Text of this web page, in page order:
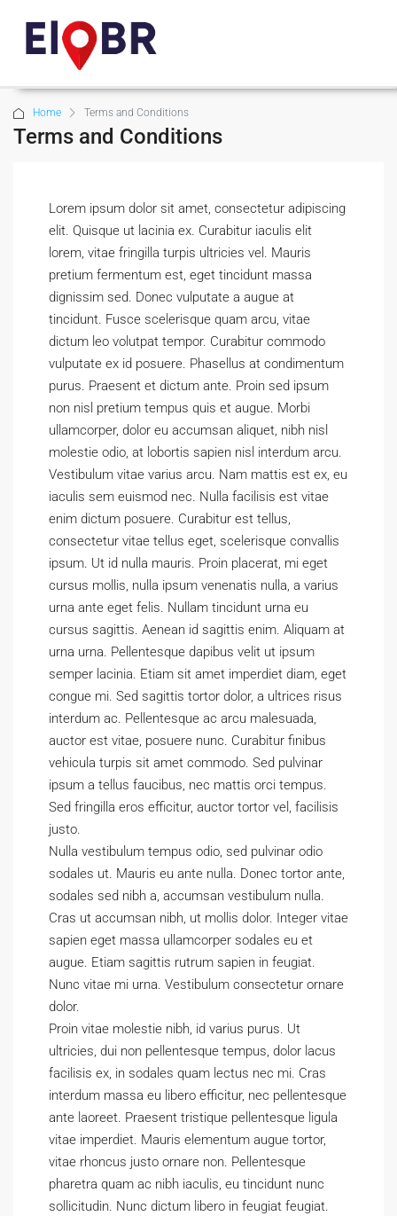
Home Terms and Conditions
Terms and Conditions
Lorem ipsum dolor sit amet, consectetur adipiscing
elit. Quisque ut lacinia ex. Curabitur iaculis elit
lorem, vitae fringilla turpis ultricies vel. Mauris
pretium fermentum est, eget tincidunt massa
dignissim sed. Donec vulputate a augue at
tincidunt. Fusce scelerisque quam arcu, vitae
dictum leo volutpat tempor. Curabitur commodo
vulputate ex id posuere. Phasellus at condimentum
purus. Praesent et dictum ante. Proin sed ipsum
non nisl pretium tempus quis et augue. Morbi
ullamcorper, dolor eu accumsan aliquet, nibh nisl
molestie odio, at lobortis sapien nisl interdum arcu.
Vestibulum vitae varius arcu. Nam mattis est ex, eu
iaculis sem euismod nec. Nulla facilisis est vitae
enim dictum posuere. Curabitur est tellus,
consectetur vitae tellus eget, scelerisque convallis
ipsum. Ut id nulla mauris. Proin placerat, mi eget
cursus mollis, nulla ipsum venenatis nulla, a varius
urna ante eget felis. Nullam tincidunt urna eu
cursus sagittis. Aenean id sagittis enim. Aliquam at
urna urna. Pellentesque dapibus velit ut ipsum
semper lacinia. Etiam sit amet imperdiet diam, eget
congue mi. Sed sagittis tortor dolor, a ultrices risus
interdum ac. Pellentesque ac arcu malesuada,
auctor est vitae, posuere nunc. Curabitur finibus
vehicula turpis sit amet commodo. Sed pulvinar
ipsum a tellus faucibus, nec mattis orci tempus.
Sed fringilla eros efficitur, auctor tortor vel, facilisis
justo.
Nulla vestibulum tempus odio, sed pulvinar odio
sodales ut. Mauris eu ante nulla. Donec tortor ante,
sodales sed nibh a, accumsan vestibulum nulla.
Cras ut accumsan nibh, ut mollis dolor. Integer vitae
sapien eget massa ullamcorper sodales eu et
augue. Etiam sagittis rutrum sapien in feugiat.
Nunc vitae mi urna. Vestibulum consectetur ornare
dolor.
Proin vitae molestie nibh, id varius purus. Ut
ultricies, dui non pellentesque tempus, dolor lacus
facilisis ex, in sodales quam lectus nec mi. Cras
interdum massa eu libero efficitur, nec pellentesque
ante laoreet. Praesent tristique pellentesque ligula
vitae imperdiet. Mauris elementum augue tortor,
vitae rhoncus justo ornare non. Pellentesque
pharetra quam ac nibh iaculis, eu tincidunt nunc
sollicitudin. Nunc dictum libero in feugiat feugiat.